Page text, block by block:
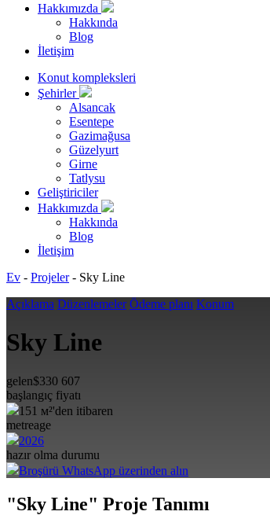
Hakkımızda
Hakkında
Blog
İletişim
Konut kompleksleri
Şehirler
Alsancak
Esentepe
Gazimağusa
Güzelyurt
Girne
Tatlysu
Geliştiriciler
Hakkımızda
Hakkında
Blog
İletişim
Ev - Projeler- Sky Line
Açıklama Düzenlemeler Ödeme planı Konum
Sky Line
gelen$330 607
başlangıç fiyatı
151 м²'den itibaren
metreage
2026
hazır olma durumu
Broşürü WhatsApp üzerinden alın
"Sky Line" Proje Tanımı